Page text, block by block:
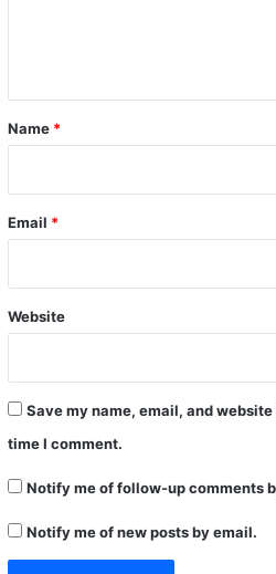
*
Name *
Email *
Website
Save my name, email, and
time I comment.
Notify me of follow-up comments
Notify me of new posts by email.